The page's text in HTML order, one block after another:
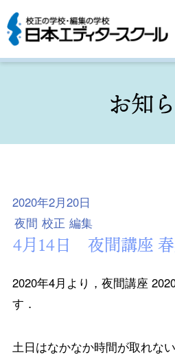
お知
2020年2月20日
夜間 校正 編集
4月14日 夜間講座
2020年4月より，夜間講座
す．
土日はなかなか時間が取れな